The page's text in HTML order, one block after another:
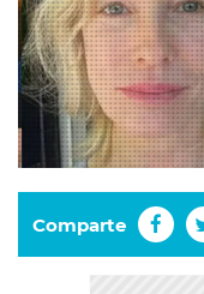
Comparte